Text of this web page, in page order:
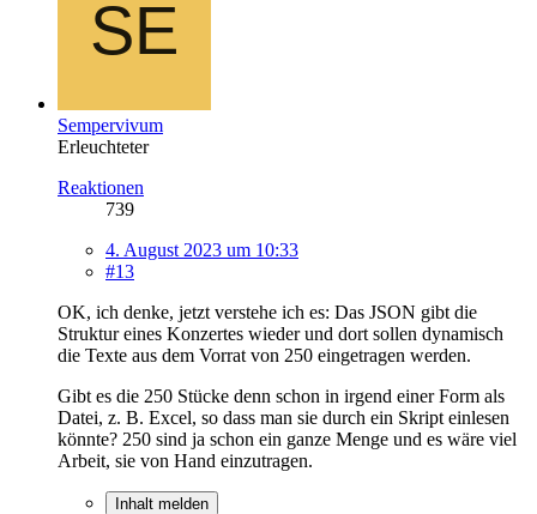
Sempervivum
Erleuchteter
Reaktionen
739
4. August 2023 um 10:33
#13
OK, ich denke, jetzt verstehe ich es: Das JSON gibt die
Struktur eines Konzertes wieder und dort sollen dynamisch
die Texte aus dem Vorrat von 250 eingetragen werden.
Gibt es die 250 Stücke denn schon in irgend einer Form als
Datei, z. B. Excel, so dass man sie durch ein Skript einlesen
könnte? 250 sind ja schon ein ganze Menge und es wäre viel
Arbeit, sie von Hand einzutragen.
Inhalt melden